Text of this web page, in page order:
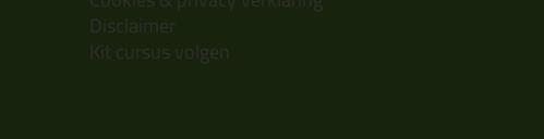
Disclaimer
Kit cursus volgen